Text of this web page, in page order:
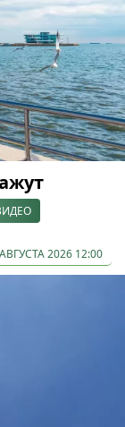
2026 12:00